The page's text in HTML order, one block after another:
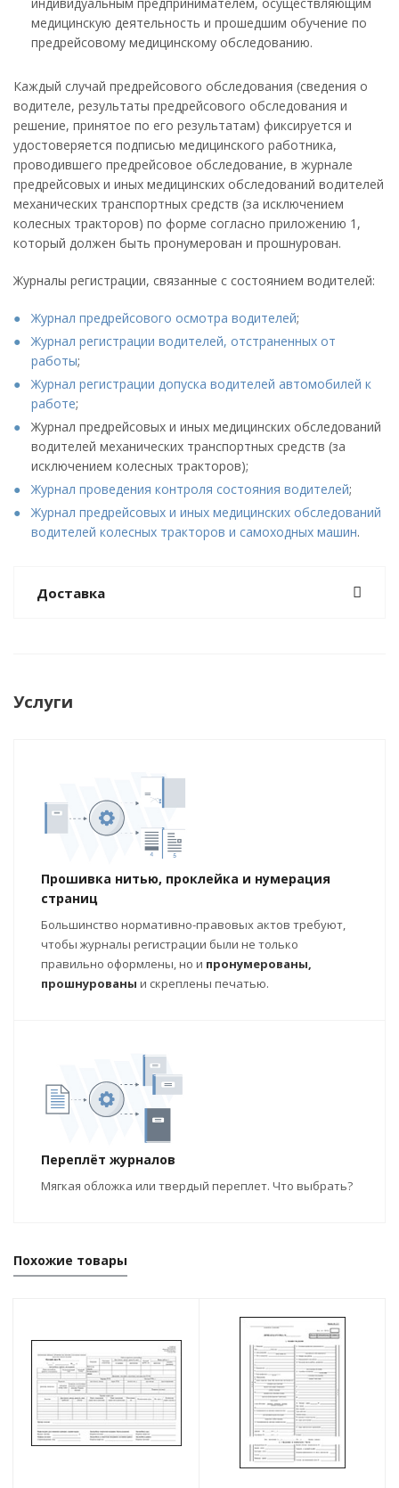
медицинскую деятельность и прошедшим обучение по
предрейсовому медицинскому обследованию.
Каждый случай предрейсового обследования (сведения о
водителе, результаты предрейсового обследования и
решение, принятое по его результатам) фиксируется и
удостоверяется подписью медицинского работника,
проводившего предрейсовое обследование, в журнале
предрейсовых и иных медицинских обследований водителей
механических транспортных средств (за исключением
колесных тракторов) по форме согласно приложению 1,
который должен быть пронумерован и прошнурован.
Журналы регистрации, связанные с состоянием водителей:
Журнал предрейсового осмотра водителей;
Журнал регистрации водителей, отстраненных от
работы;
Журнал регистрации допуска водителей автомобилей к
работе;
Журнал предрейсовых и иных медицинских обследований
водителей механических транспортных средств (за
исключением колесных тракторов);
Журнал проведения контроля состояния водителей;
Журнал предрейсовых и иных медицинских обследований
водителей колесных тракторов и самоходных машин.
Доставка
Услуги
Прошивка нитью, проклейка и нумерация
страниц
Большинство нормативно-правовых актов требуют,
чтобы журналы регистрации были не только
правильно оформлены, но и пронумерованы,
прошнурованы и скреплены печатью.
Переплёт журналов
Мягкая обложка или твердый переплет. Что выбрать?
Похожие товары